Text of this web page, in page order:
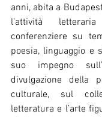
anni, abita a
l’attività
conferenziere su
poesia, linguaggio e
suo impegno
divulgazione della
culturale, sul
letteratura e l’arte